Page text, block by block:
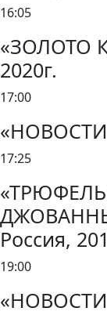
16:05
«ЗОЛОТО
2020г.
17:00
«НОВОСТИ
17:25
Россия,
19:00
«НОВОСТИ